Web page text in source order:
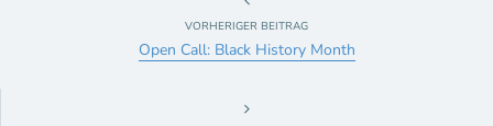
VORHERIGER BEITRAG
Open Call: Black History Month